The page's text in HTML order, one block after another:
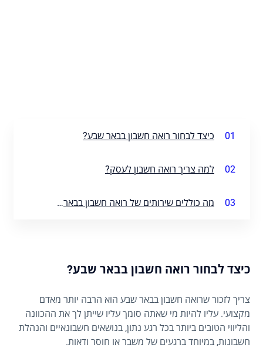
01 כיצד לבחור רואה חשבון בבאר שבע?
02 למה צריך רואה חשבון לעסק?
03 מה כוללים שירותים של רואה חשבון בבאר שבע?
כיצד לבחור רואה חשבון בבאר שבע?
צריך לזכור שרואה חשבון בבאר שבע הוא הרבה יותר מאדם
מקצועי. עליו להיות מי שאתה סומך עליו שייתן לך את ההכוונה
והליווי הטובים ביותר בכל רגע נתון, בנושאים חשבונאיים והנהלת
חשבונות, במיוחד ברגעים של משבר או חוסר ודאות.